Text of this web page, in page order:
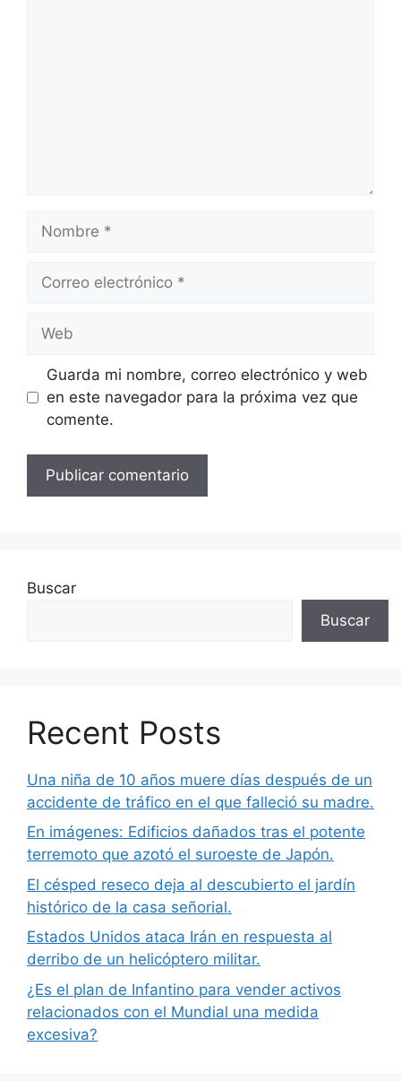
Nombre
Correo
Web
Guarda mi nombre, correo electrónico y web
en este navegador para la próxima vez que
comente.
Buscar
Buscar
Recent Posts
Una niña de 10 años muere días después de un
accidente de tráfico en el que falleció su madre.
En imágenes: Edificios dañados tras el potente
terremoto que azotó el suroeste de Japón.
El césped reseco deja al descubierto el jardín
histórico de la casa señorial.
Estados Unidos ataca Irán en respuesta al
derribo de un helicóptero militar.
¿Es el plan de Infantino para vender activos
relacionados con el Mundial una medida
excesiva?